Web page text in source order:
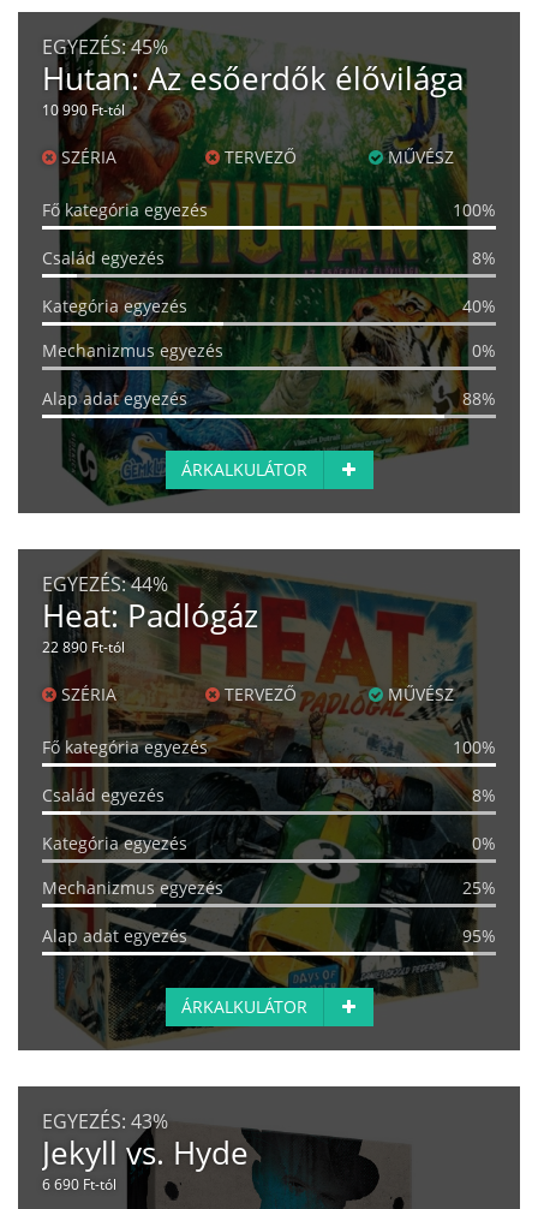
EGYEZÉS:45%
Hutan: Az esőerdők élővilága
10 990 Ft-tól
SZÉRIA TERVEZŐ MŰVÉSZ
Fő kategória egyezés 100%
Család egyezés 8%
Kategória egyezés
40%
Mechanizmus egyezés
0%
Alap adat egyezés 88%
ÁRKALKULÁTOR
EGYEZÉS:44%
Heat: Padlógáz
22 890 Ft-tól
SZÉRIA TERVEZŐ MŰVÉSZ
Fő kategória egyezés 100%
Család egyezés 8%
Kategória egyezés
0%
Mechanizmus egyezés
25%
Alap adat egyezés 95%
ÁRKALKULÁTOR
EGYEZÉS: 43%
Jekyll vs. Hyde
6 690 Ft-tól